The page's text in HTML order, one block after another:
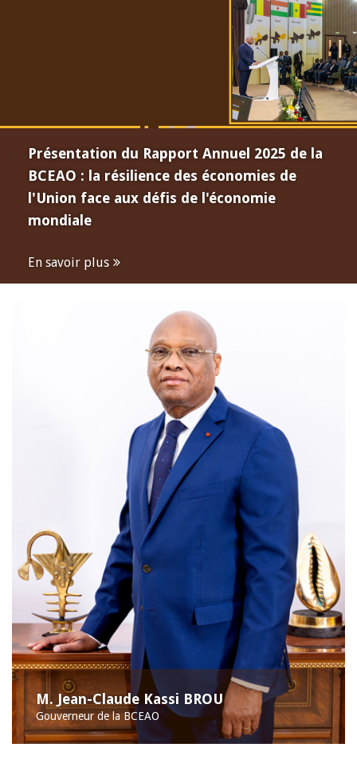
Présentation du Rapport Annuel 2025 de la
BCEAO : la résilience des économies de
l'Union face aux défis de l'économie
mondiale
En savoir plus
M. Jean-Claude Kassi BROU
Gouverneur de la BCEAO